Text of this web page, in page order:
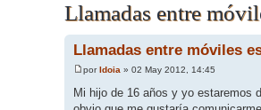
Llamadas entre
Llamadas entre móviles
porIdoia » 02 May 2012, 14:45
Mi hijo de 16 años y yo estaremos